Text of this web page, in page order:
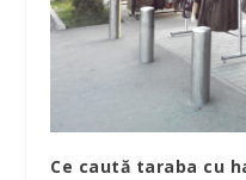
Ce caută taraba cu